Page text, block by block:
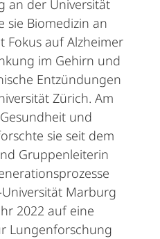
an der Universität
sie Biomedizin an
Fokus auf Alzheimer
im Gehirn und
Entzündungen
Zürich. Am
und
sie seit dem
Gruppenleiterin
Marburg
2022 auf eine
Lungenforschung